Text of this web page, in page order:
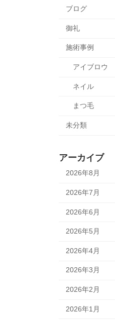
ブログ
御礼
施術事例
アイブロウ
ネイル
まつ毛
未分類
アーカイブ
2026年8月
2026年7月
2026年6月
2026年5月
2026年4月
2026年3月
2026年2月
2026年1月